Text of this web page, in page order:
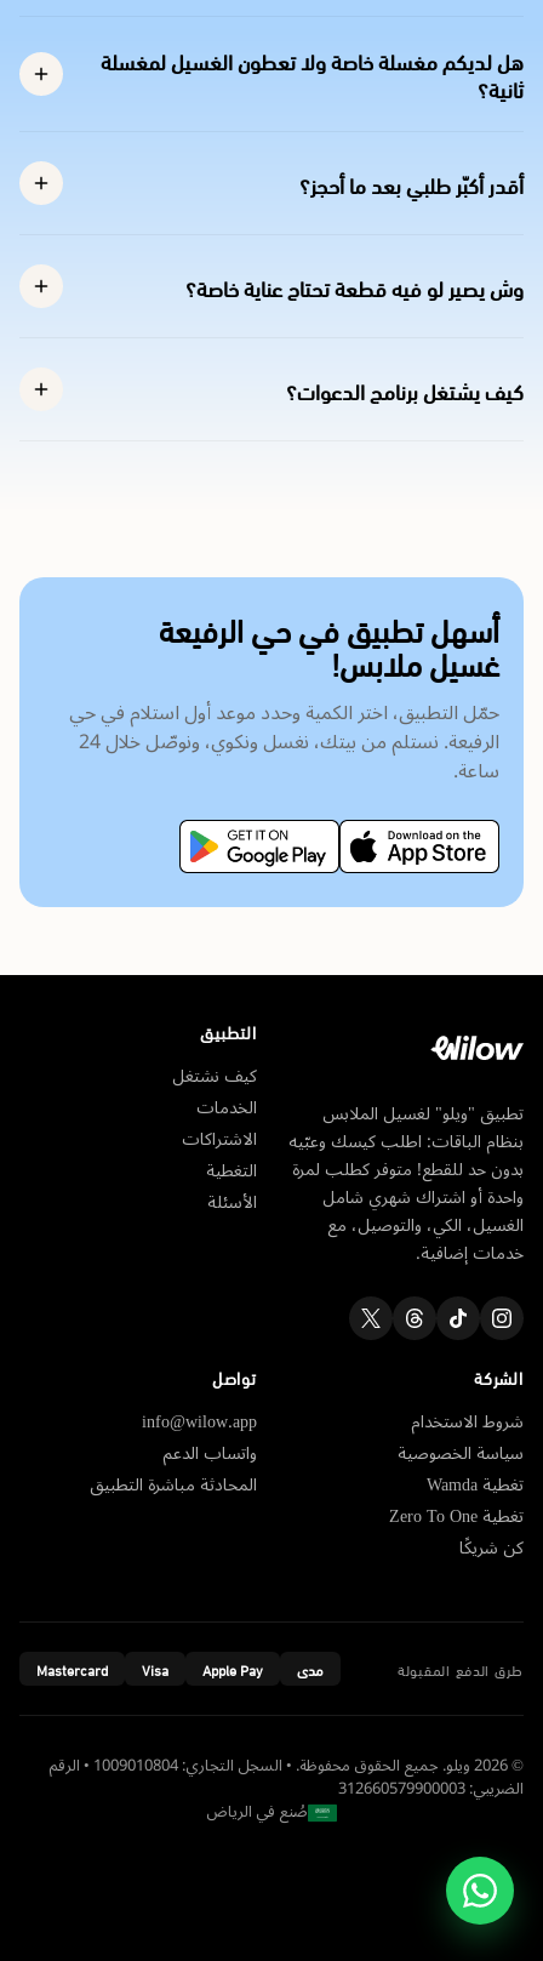
هل لديكم مغسلة خاصة ولا تعطون الغسيل لمغسلة
ثانية؟
أقدر أكبّر طلبي بعد ما أحجز؟
وش يصير لو فيه قطعة تحتاج عناية خاصة؟
كيف يشتغل برنامج الدعوات؟
أسهل تطبيق في حي الرفيعة
غسيل ملابس!
حمّل التطبيق، اختر الكمية وحدد موعد أول استلام في حي
الرفيعة. نستلم من بيتك، نغسل ونكوي، ونوصّل خلال 24
ساعة.
تطبيق "ويلو" لغسيل الملابس
بنظام الباقات: اطلب كيسك وعبّيه
بدون حد للقطع! متوفر كطلب لمرة
واحدة أو اشتراك شهري شامل
الغسيل، الكي، والتوصيل، مع
خدمات إضافية.
التطبيق
كيف نشتغل
الخدمات
الاشتراكات
التغطية
الأسئلة
الشركة
شروط الاستخدام
سياسة الخصوصية
تغطية Wamda
تغطية Zero To One
كن شريكًا
تواصل
info@wilow.app
واتساب الدعم
المحادثة مباشرة التطبيق
طرق الدفع المقبولة مدى Apple Pay
Visa
Mastercard
© 2026 ويلو. جميع الحقوق محفوظة. • السجل التجاري: 1009010804 • الرقم
الضريبي: 312660579900003
صُنع في الرياض